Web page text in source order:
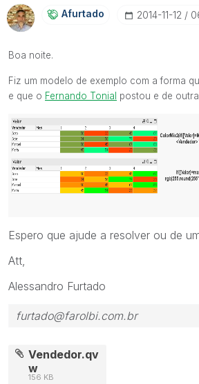
Afurtado ‎2014-11-12
Boa noite.
Fiz um modelo de exemplo com a forma
e que o Fernando Tonial postou e de outra
Espero que ajude a resolver ou de
Att,
Alessandro Furtado
furtado@farolbi.com.br
Vendedor.qv
w
156 KB